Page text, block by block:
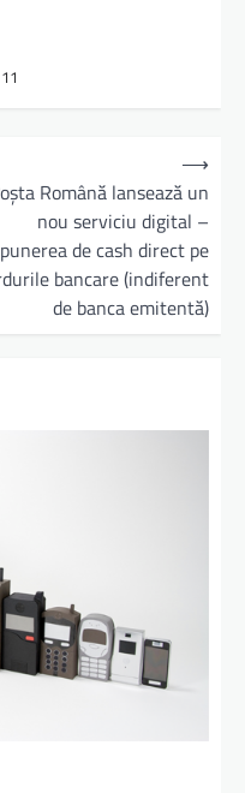
Română lansează un
nou serviciu digital –
de cash direct pe
bancare (indiferent
de banca emitentă)
⟶